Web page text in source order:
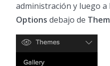
administración y luego a
Options debajo de